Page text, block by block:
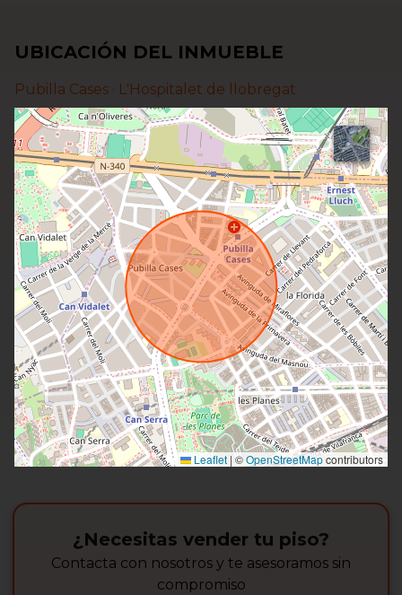
UBICACIÓN DEL INMUEBLE
Pubilla Cases · L'Hospitalet de llobregat
Leaflet | ©OpenStreetMapcontributors
¿Necesitas vender tu piso?
Contacta con nosotros y te asesoramos sin
compromiso